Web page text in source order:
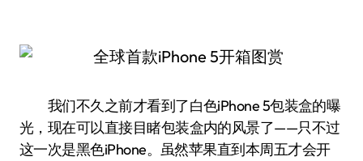
我们不久之前才看到了白色iPhone 5包装盒的曝
光，现在可以直接目睹包装盒内的风景了——只不过
这一次是黑色iPhone。虽然苹果直到本周五才会开